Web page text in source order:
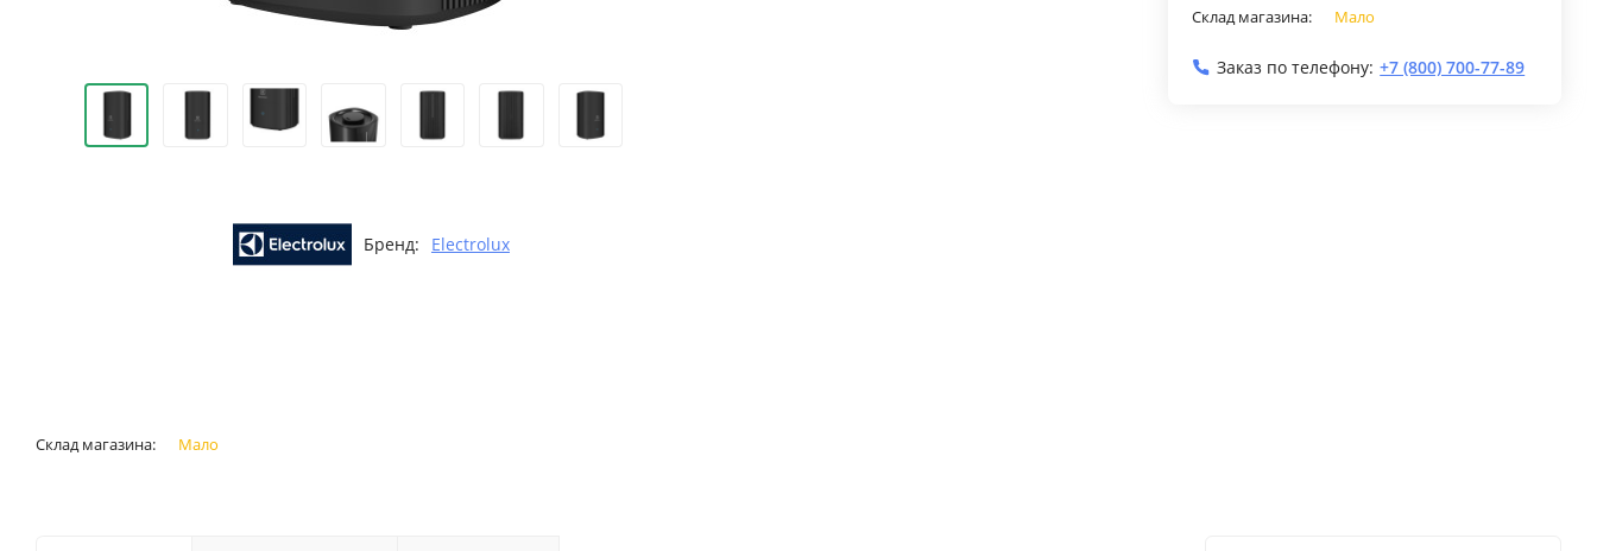
Бренд: Electrolux
Склад магазина: Мало
Заказ по телефону: +7 (800) 700-77-89
Склад магазина: Мало